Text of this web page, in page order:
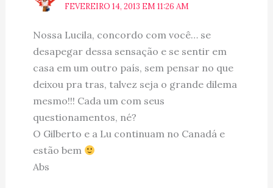
FEVEREIRO 14, 2013 EM 11:26 AM
Nossa Lucila, concordo com você… se
desapegar dessa sensação e se sentir em
casa em um outro país, sem pensar no que
deixou pra tras, talvez seja o grande dilema
mesmo!!! Cada um com seus
questionamentos, né?
O Gilberto e a Lu continuam no Canadá e
estão bem
Abs